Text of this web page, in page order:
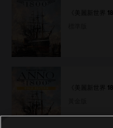
《美麗新世界
《美麗新世界